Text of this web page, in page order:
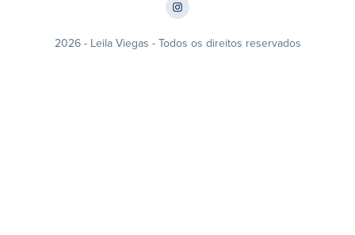
2026 - Leila Viegas - Todos os direitos reservados